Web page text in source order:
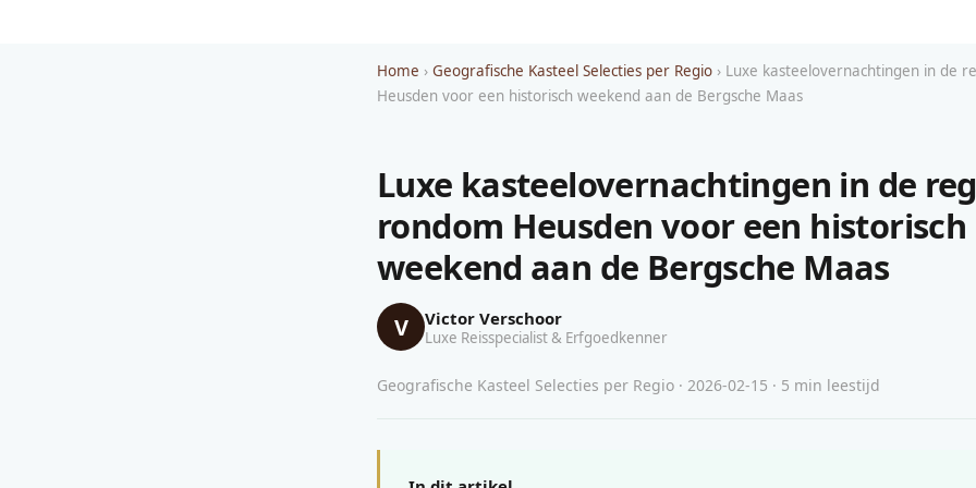
Home › Geografische Kasteel Selecties per Regio › Luxe kasteelovernachtingen in de
Heusden voor een historisch weekend aan de Bergsche Maas
Luxe kasteelovernachtingen in de
rondom Heusden voor een historisch
weekend aan de Bergsche Maas
V Victor Verschoor
Luxe Reisspecialist & Erfgoedkenner
Geografische Kasteel Selecties per Regio · 2026-02-15 · 5 min leestijd